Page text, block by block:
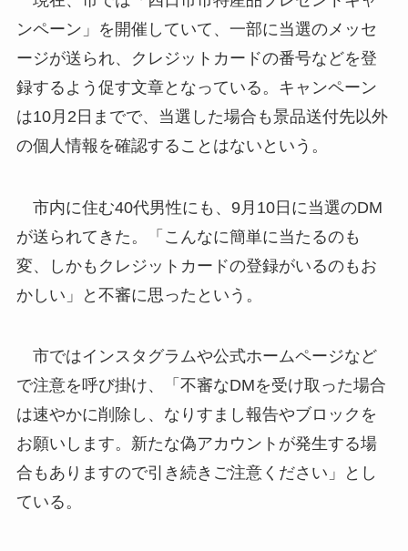
ンペーン」を開催していて、一部に当選のメッセ
ージが送られ、クレジットカードの番号などを登
録するよう促す文章となっている。キャンペーン
は10月2日までで、当選した場合も景品送付先以外
の個人情報を確認することはないという。
市内に住む40代男性にも、9月10日に当選のDM
が送られてきた。「こんなに簡単に当たるのも
変、しかもクレジットカードの登録がいるのもお
かしい」と不審に思ったという。
市ではインスタグラムや公式ホームページなど
で注意を呼び掛け、「不審なDMを受け取った場合
は速やかに削除し、なりすまし報告やブロックを
お願いします。新たな偽アカウントが発生する場
合もありますので引き続きご注意ください」とし
ている。